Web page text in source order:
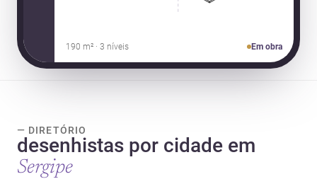
190 m² · 3 níveis Em obra
— DIRETÓRIO
desenhistas por cidade em
Sergipe